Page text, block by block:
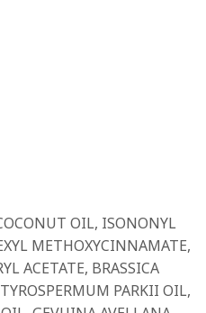
OIL, ISONONYL
METHOXYCINNAMATE,
ACETATE, BRASSICA
PARKII OIL,